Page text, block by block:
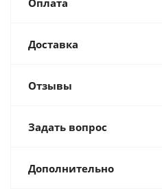
Доставка
Отзывы
Задать вопрос
Дополнительно